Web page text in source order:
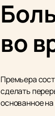
во
Премьера
сделать
основанное